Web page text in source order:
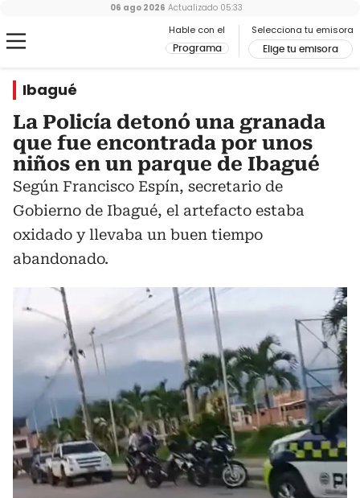
Hable con el
Programa
Selecciona tu emisora
Elige tu emisora
06 ago 2026 Actualizado 05:33
Ibagué
La Policía detonó una granada
que fue encontrada por unos
niños en un parque de Ibagué
Según Francisco Espín, secretario de
Gobierno de Ibagué, el artefacto estaba
oxidado y llevaba un buen tiempo
abandonado.